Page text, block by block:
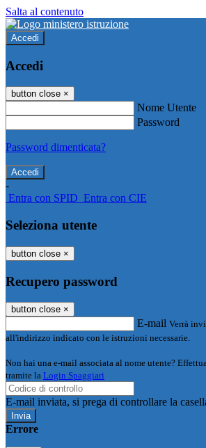
Salta al contenuto
Accedi
Accedi
button close ×
Nome Utente
Password
Password dimenticata?
-
Entra con SPID Entra con CIE
Seleziona utente
button close ×
Recupero password
button close ×
E-mail Verrà
all'indirizzo indicato con le istruzioni necessarie.
Non hai una e-mail associata al nome utente?
tramite la Login Spaggiari
E-mail inviata, si prega di controllare la
Errore